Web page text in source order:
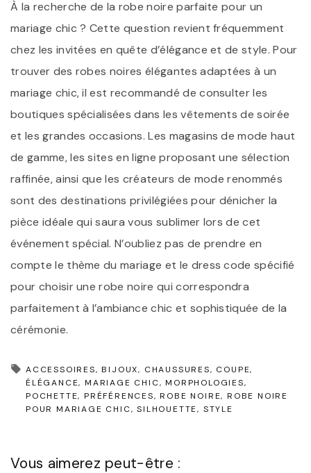
À la recherche de la robe noire parfaite pour un
mariage chic ? Cette question revient fréquemment
chez les invitées en quête d’élégance et de style. Pour
trouver des robes noires élégantes adaptées à un
mariage chic, il est recommandé de consulter les
boutiques spécialisées dans les vêtements de soirée
et les grandes occasions. Les magasins de mode haut
de gamme, les sites en ligne proposant une sélection
raffinée, ainsi que les créateurs de mode renommés
sont des destinations privilégiées pour dénicher la
pièce idéale qui saura vous sublimer lors de cet
événement spécial. N’oubliez pas de prendre en
compte le thème du mariage et le dress code spécifié
pour choisir une robe noire qui correspondra
parfaitement à l’ambiance chic et sophistiquée de la
cérémonie.
ACCESSOIRES BIJOUX CHAUSSURES
COUPE
ÉLÉGANCE MARIAGE CHIC
MORPHOLOGIES
POCHETTE PRÉFÉRENCES ROBE NOIRE ROBE NOIRE
POUR MARIAGE CHIC
SILHOUETTE STYLE
Vous aimerez peut-être :